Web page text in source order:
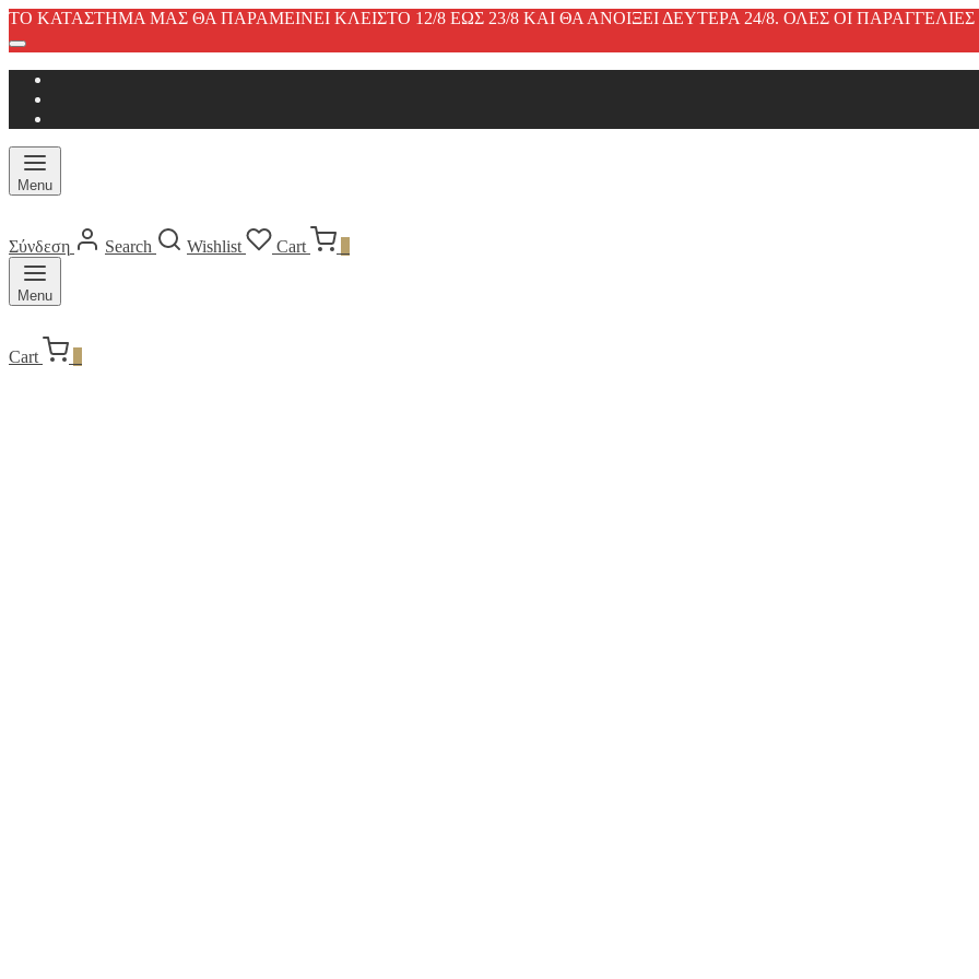
ΤΟ ΚΑΤΑΣΤΗΜΑ ΜΑΣ ΘΑ ΠΑΡΑΜΕΙΝΕΙ ΚΛΕΙΣΤΟ 12/8 ΕΩΣ 23/8 ΚΑΙ ΘΑ ΑΝΟΙΞΕΙ ΔΕΥΤΕΡΑ 24/8. ΟΛΕΣ ΟΙ
Menu
Σύνδεση Search Wishlist Cart
Menu
Cart